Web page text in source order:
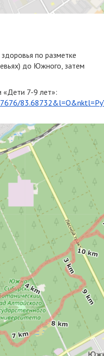
по разметке
до Южного, затем
«Дети 7-9 лет»: